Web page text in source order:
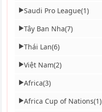
▶Saudi Pro League(1)
▶Tây Ban Nha(7)
▶Thái Lan(6)
▶Việt Nam(2)
▶Africa(3)
▶Africa Cup of Nations(1)